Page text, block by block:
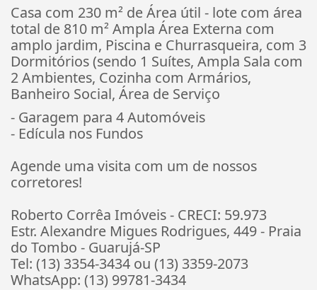
Casa com 230 m² de Área útil - lote com área
total de 810 m² Ampla Área Externa com
amplo jardim, Piscina e Churrasqueira, com 3
Dormitórios (sendo 1 Suítes, Ampla Sala com
2 Ambientes, Cozinha com Armários,
Banheiro Social, Área de Serviço
- Garagem para 4 Automóveis
- Edícula nos Fundos
Agende uma visita com um de nossos
corretores!
Roberto Corrêa Imóveis - CRECI: 59.973
Estr. Alexandre Migues Rodrigues, 449 - Praia
do Tombo - Guarujá-SP
Tel: (13) 3354-3434 ou (13) 3359-2073
WhatsApp: (13) 99781-3434